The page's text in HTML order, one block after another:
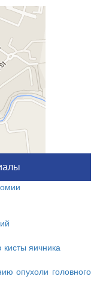
яичника
опухоли головного